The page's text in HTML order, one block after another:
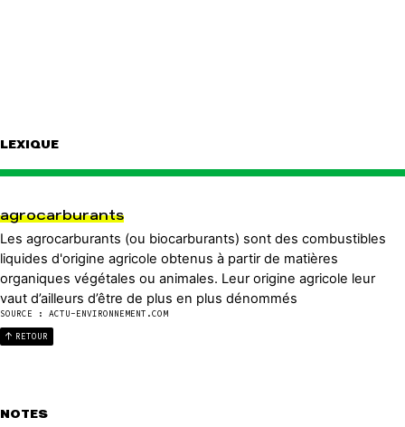
LEXIQUE
agrocarburants
Les agrocarburants (ou biocarburants) sont des combustibles
liquides d'origine agricole obtenus à partir de matières
organiques végétales ou animales. Leur origine agricole leur
vaut d’ailleurs d’être de plus en plus dénommés
SOURCE : ACTU-ENVIRONNEMENT.COM
RETOUR
NOTES